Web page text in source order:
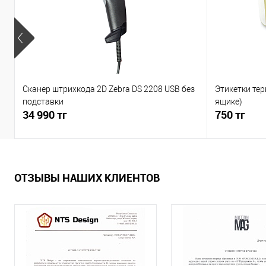
Сканер штрихкода 2D Zebra DS 2208 USB без
подставки
34 990 тг
Этикетки
ящике)
750 тг
ОТЗЫВЫ НАШИХ КЛИЕНТОВ